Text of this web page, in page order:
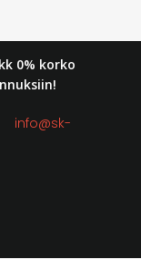
0% korko
info@sk-